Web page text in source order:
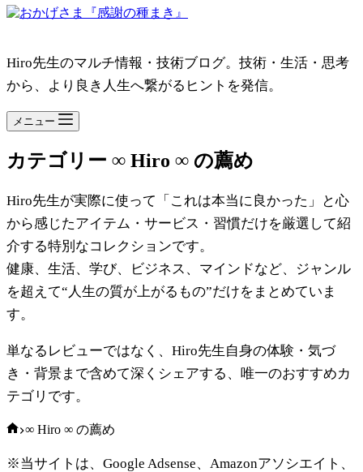
Hiro先生のマルチ情報・技術ブログ。技術・生活・思考
から、より良き人生へ繋がるヒントを発信。
メニュー
カテゴリー ∞ Hiro ∞ の薦め
Hiro先生が実際に使って「これは本当に良かった」と心
から感じたアイテム・サービス・習慣だけを厳選して紹
介する特別なコレクションです。
健康、生活、学び、ビジネス、マインドなど、ジャンル
を超えて“人生の質が上がるもの”だけをまとめていま
す。
単なるレビューではなく、Hiro先生自身の体験・気づ
き・背景まで含めて深くシェアする、唯一のおすすめカ
テゴリです。
ホ
ム
∞ Hiro ∞ の薦め
※当サイトは、Google Adsense、Amazonアソシエイト、